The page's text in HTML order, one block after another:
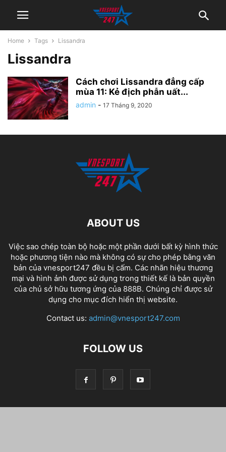
Home Tags Lissandra
Lissandra
Cách chơi Lissandra đẳng cấp
mùa 11: Kẻ địch phẫn uất...
admin - 17 Tháng 9, 2020
ABOUT US
Việc sao chép toàn bộ hoặc một phần dưới bất kỳ hình thức
hoặc phương tiện nào mà không có sự cho phép bằng văn
bản của vnesport247 đều bị cấm. Các nhãn hiệu thương
mại và hình ảnh được sử dụng trong thiết kế là bản quyền
của chủ sở hữu tương ứng của 888B. Chúng chỉ được sử
dụng cho mục đích hiển thị website.
Contact us: admin@vnesport247.com
FOLLOW US